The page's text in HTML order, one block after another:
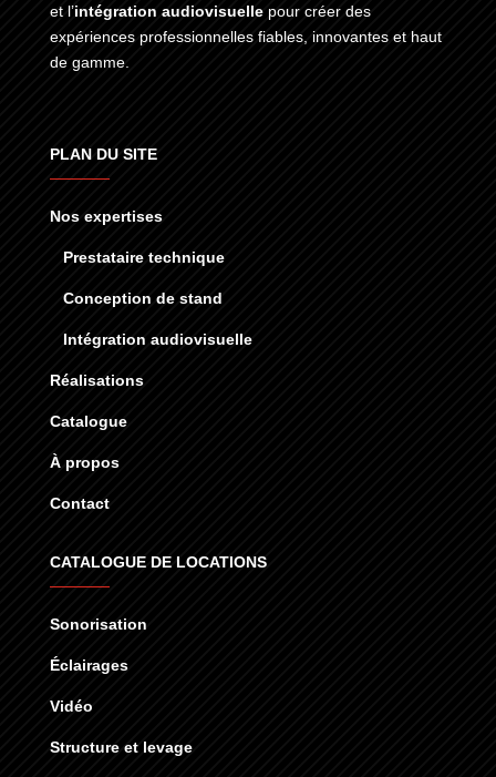
et l’intégration audiovisuellepour créer des
expériences professionnelles fiables, innovantes et haut
de gamme.
PLAN DU SITE
Nos expertises
Prestataire technique
Conception de stand
Intégration audiovisuelle
Réalisations
Catalogue
À propos
Contact
CATALOGUE DE LOCATIONS
Sonorisation
Éclairages
Vidéo
Structure et levage